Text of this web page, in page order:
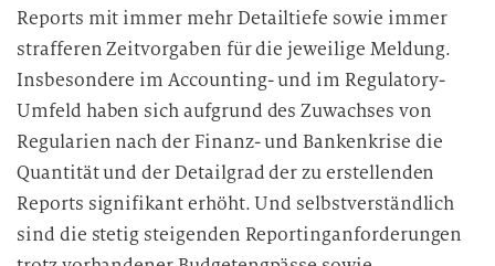
Reports mit immer mehr Detailtiefe sowie immer
strafferen Zeitvorgaben für die jeweilige Meldung.
Insbesondere im Accounting- und im Regulatory-
Umfeld haben sich aufgrund des Zuwachses von
Regularien nach der Finanz- und Bankenkrise die
Quantität und der Detailgrad der zu erstellenden
Reports signifikant erhöht. Und selbstverständlich
sind die stetig steigenden Reportinganforderungen